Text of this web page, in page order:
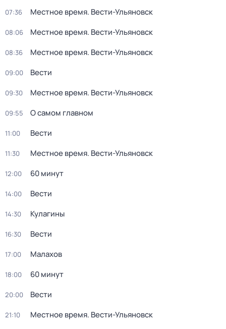
07:36 Местное время. Вести-Ульяновск
08:06 Местное время. Вести-Ульяновск
08:36 Местное время. Вести-Ульяновск
09:00 Вести
09:30 Местное время. Вести-Ульяновск
09:55 О самом главном
11:00 Вести
11:30 Местное время. Вести-Ульяновск
12:00 60 минут
14:00 Вести
14:30 Кулагины
16:30 Вести
17:00 Малахов
18:00 60 минут
20:00 Вести
21:10 Местное время. Вести-Ульяновск